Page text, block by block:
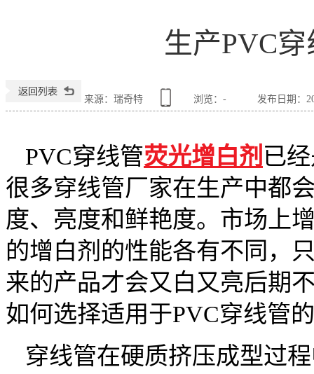
生产PVC
来源：瑞奇特 浏览： - 发布日期：
PVC穿线管荧光增白剂 已
很多穿线管厂家在生产中都
度、亮度和鲜艳度。市场上
的增白剂的性能各有不同，
来的产品才会又白又亮后期
如何选择适用于PVC穿线管的
穿线管在硬质挤压成型过